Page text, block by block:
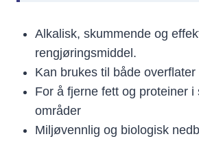
Alkalisk, skummende og
rengjøringsmiddel.
Kan brukes til både overflater
For å fjerne fett og proteiner
områder
Miljøvennlig og biologisk